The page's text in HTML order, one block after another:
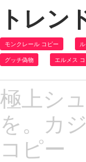
トレン
モンクレール コピー
グッチ偽物 エルメス
極上シ
を。カ
コピー